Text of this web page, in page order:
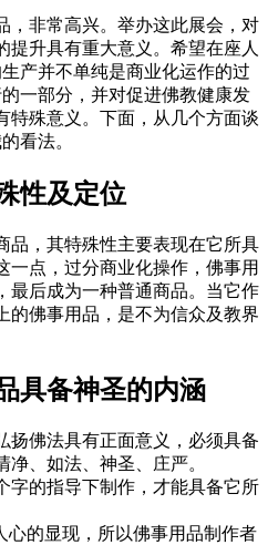
非常高兴。举办这此展会，对
提升具有重大意义。希望在座人
产并不单纯是商业化运作的过
一部分，并对促进佛教健康发
特殊意义。下面，从几个方面谈
看法。
性及定位
，其特殊性主要表现在它所具
一点，过分商业化操作，佛事用
最后成为一种普通商品。当它作
的佛事用品，是不为信众及教界
具备神圣的内涵
佛法具有正面意义，必须具备
、如法、神圣、庄严。
的指导下制作，才能具备它所
的显现，所以佛事用品制作者